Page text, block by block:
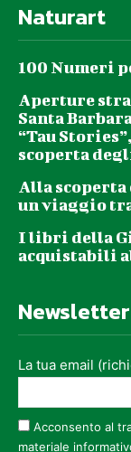
Naturart
100 Numeri
Aperture
Santa
“Tau
scoperta
Alla scoperta
un viaggio
I libri della
acquistabili
Newsletter
La tua email
Acconsento al
materiale